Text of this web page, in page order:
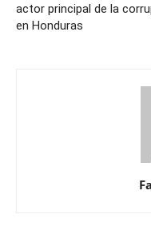
actor principal de la
en Honduras